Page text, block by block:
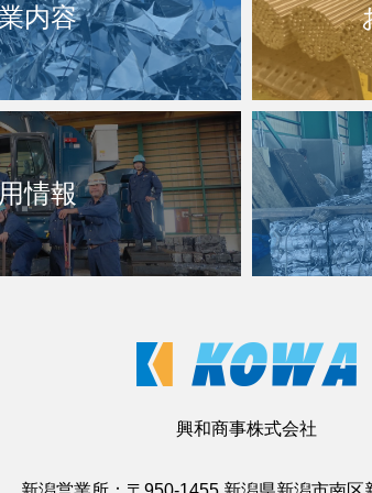
内容
情報
興和商事株式会社